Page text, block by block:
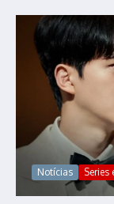
Notícias Series